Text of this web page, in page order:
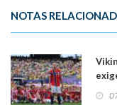
NOTAS